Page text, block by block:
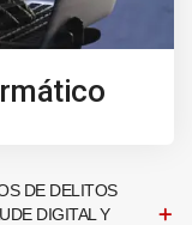
DE DELITOS
DIGITAL Y